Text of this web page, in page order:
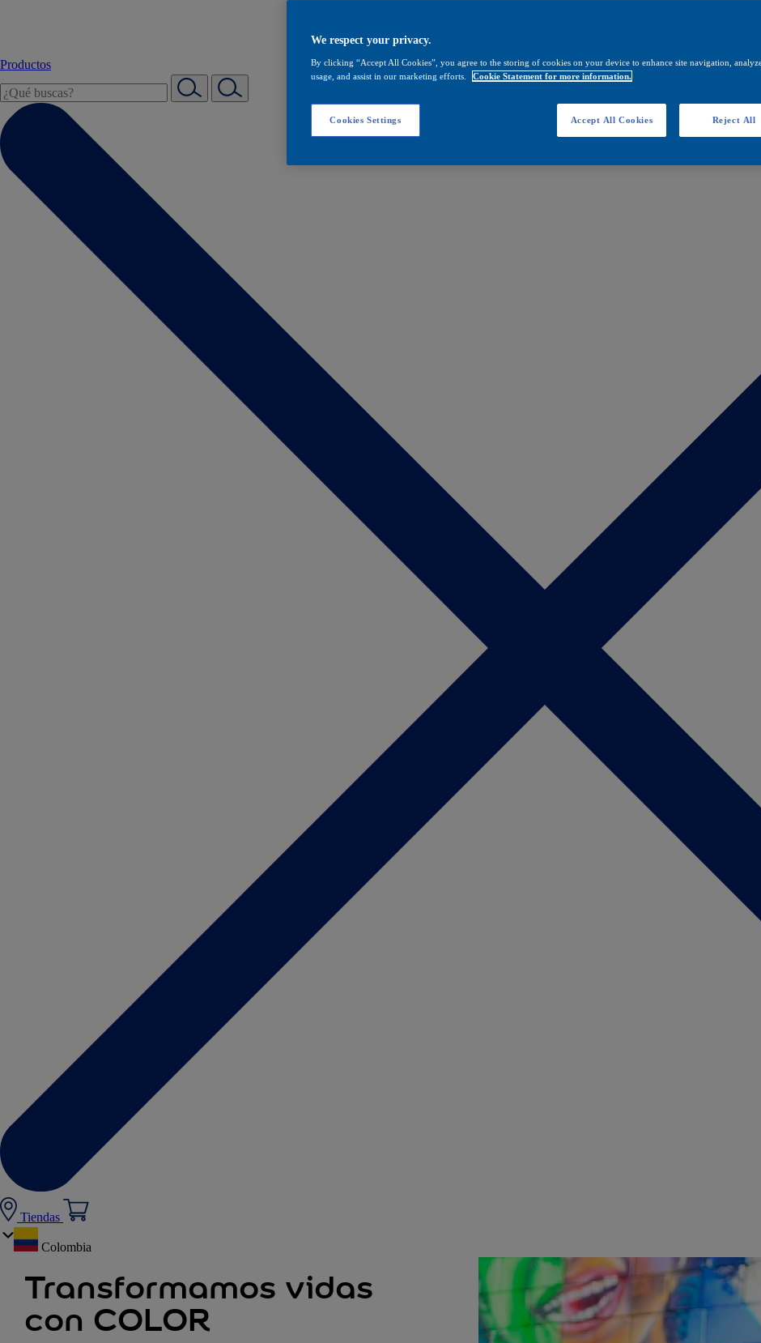
Productos
Tiendas
Colombia
Transformamos vidas
con COLOR
We respect your privacy.
By clicking “Accept All Cookies”, you agree to the storing of cookies on your device to enhance site navigation,
usage, and assist in our marketing efforts.
Cookie Statement for more information.
Cookies Settings Reject All
Accept All Cookies